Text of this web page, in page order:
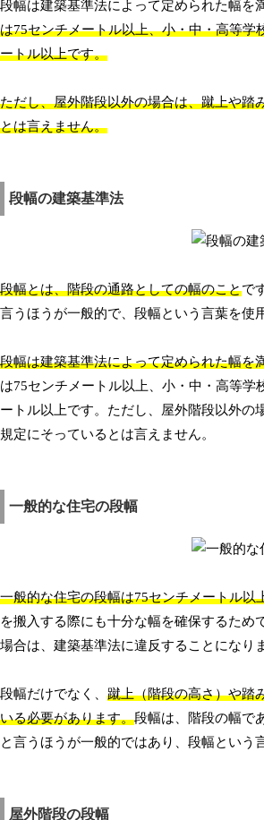
段幅は建築基準法によって定められた幅を
は75センチメートル以上、小・中・高等
ートル以上です。
ただし、屋外階段以外の場合は、蹴上や踏
とは言えません。
段幅の建築基準法
段幅とは、階段の通路としての幅のことで
言うほうが一般的で、段幅という言葉を使
段幅は建築基準法によって定められた幅を
は75センチメートル以上、小・中・高等
ートル以上です。ただし、屋外階段以外の
規定にそっているとは言えません。
一般的な住宅の段幅
一般的な住宅の段幅は75センチメートル以
を搬入する際にも十分な幅を確保するた
場合は、建築基準法に違反することになり
段幅だけでなく、 蹴上（階段の高さ）や踏
いる必要があります。段幅は、階段の幅で
と言うほうが一般的ではあり、段幅という
屋外階段の段幅